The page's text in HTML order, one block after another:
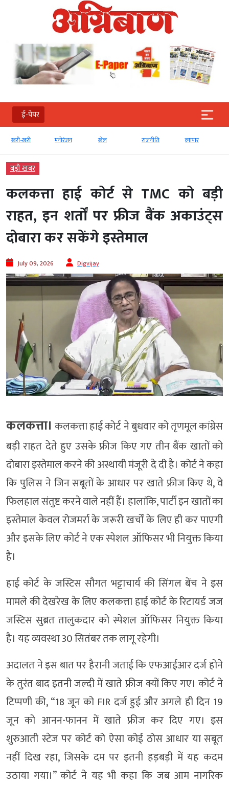
ई-पेपर
खरी-खरी मनोरंजन खेल राजनीति व्‍यापार
बड़ी खबर
कलकत्ता हाई कोर्ट से TMC को बड़ी
राहत, इन शर्तों पर फ्रीज बैंक अकाउंट्स
दोबारा कर सकेंगे इस्तेमाल
July 09, 2026 Digvijay
कलकत्ता। कलकत्ता हाई कोर्ट ने बुधवार को तृणमूल कांग्रेस
बड़ी राहत देते हुए उसके फ्रीज किए गए तीन बैंक खातों को
दोबारा इस्तेमाल करने की अस्थायी मंजूरी दे दी है। कोर्ट ने कहा
कि पुलिस ने जिन सबूतों के आधार पर खाते फ्रीज किए थे, वे
फिलहाल संतुष्ट करने वाले नहीं हैं। हालांकि, पार्टी इन खातों का
इस्तेमाल केवल रोजमर्रा के जरूरी खर्चों के लिए ही कर पाएगी
और इसके लिए कोर्ट ने एक स्पेशल ऑफिसर भी नियुक्त किया
है।
हाई कोर्ट के जस्टिस सौगत भट्टाचार्य की सिंगल बेंच ने इस
मामले की देखरेख के लिए कलकत्ता हाई कोर्ट के रिटायर्ड जज
जस्टिस सुब्रत तालुकदार को स्पेशल ऑफिसर नियुक्त किया
है। यह व्यवस्था 30 सितंबर तक लागू रहेगी।
अदालत ने इस बात पर हैरानी जताई कि एफआईआर दर्ज होने
के तुरंत बाद इतनी जल्दी में खाते फ्रीज क्यों किए गए। कोर्ट ने
टिप्पणी की, “18 जून को FIR दर्ज हुई और अगले ही दिन 19
जून को आनन-फानन में खाते फ्रीज कर दिए गए। इस
शुरुआती स्टेज पर कोर्ट को ऐसा कोई ठोस आधार या सबूत
नहीं दिख रहा, जिसके दम पर इतनी हड़बड़ी में यह कदम
उठाया गया।” कोर्ट ने यह भी कहा कि जब आम नागरिक